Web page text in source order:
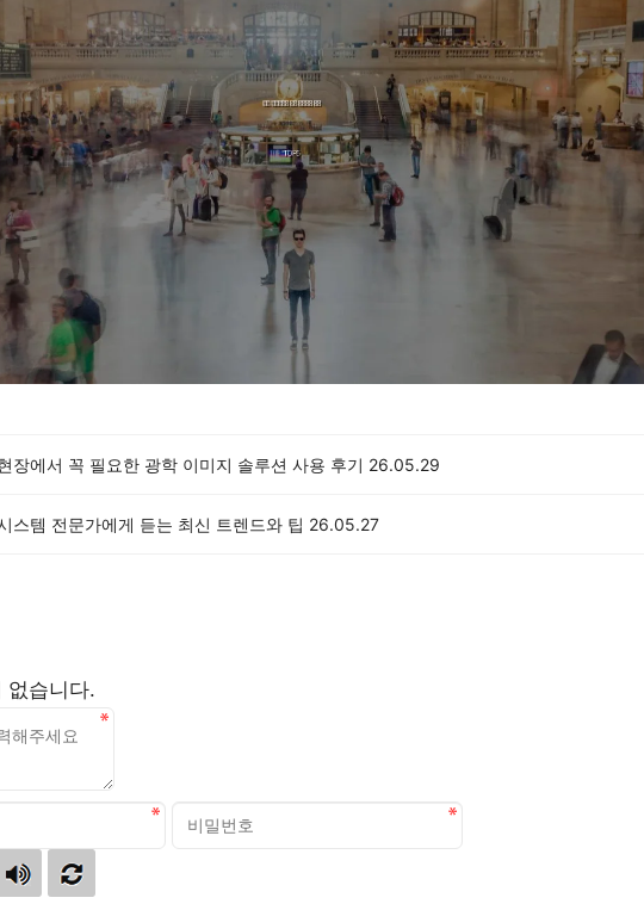
장에서 꼭 필요한 광학 이미지 솔루션 사용 후기 26.05.29
스템 전문가에게 듣는 최신 트렌드와 팁 26.05.27
없습니다.